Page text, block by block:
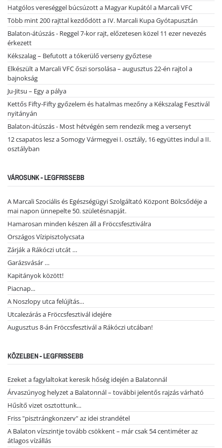
Hatgólos vereséggel búcsúzott a Magyar Kupától a Marcali VFC
Több mint 200 rajttal kezdődött a IV. Marcali Kupa Gyótapusztán
Balaton-átúszás - Reggel 7-kor rajt, előzetesen közel 11 ezer nevezés
érkezett
Kékszalag – Befutott a tókerülő verseny győztese
Elkészült a Marcali VFC őszi sorsolása – augusztus 22-én rajtol a
bajnokság
Ju-Jitsu – Egy a pálya
Kettős Fifty-Fifty győzelem és hatalmas mezőny a Kékszalag Fesztivál
nyitányán
Balaton-átúszás - Most hétvégén sem rendezik meg a versenyt
12 csapatos lesz a Somogy Vármegyei I. osztály, 16 együttes indul a II.
osztályban
VÁROSUNK - LEGFRISSEBB
A Marcali Szociális és Egészségügyi Szolgáltató Központ Bölcsődéje a
mai napon ünnepelte 50. születésnapját.
Hamarosan minden készen áll a Fröccsfesztiválra
Országos Vízipisztolycsata
Zárják a Rákóczi utcát …
Garázsvásár …
Kapitányok között!
Piacnap...
A Noszlopy utca felújítás…
Utcalezárás a Fröccsfesztivál idejére
Augusztus 8-án Fröccsfesztivál a Rákóczi utcában!
KÖZELBEN - LEGFRISSEBB
Ezeket a fagylaltokat keresik hőség idején a Balatonnál
Árvaszúnyog helyzet a Balatonnál – további jelentős rajzás várható
Hűsítő vizet osztottunk...
Friss "pisztrángkonzerv" az idei strandétel
A Balaton vízszintje tovább csökkent – már csak 54 centiméter az
átlagos vízállás